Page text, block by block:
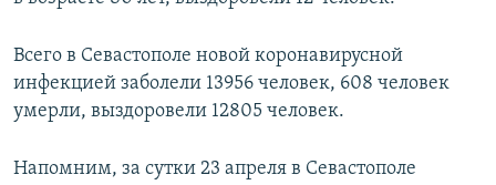
Всего в Севастополе новой коронавирусной
инфекцией заболели 13956 человек, 608 человек
умерли, выздоровели 12805 человек.
Напомним, за сутки 23 апреля в Севастополе